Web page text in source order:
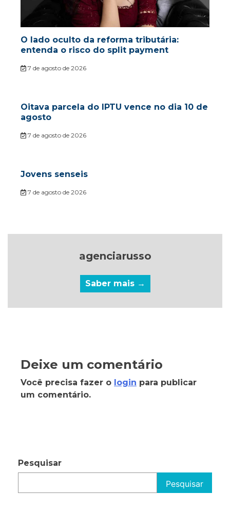
O lado oculto da reforma tributária:
entenda o risco do split payment
7 de agosto de 2026
Oitava parcela do IPTU vence no dia 10 de
agosto
7 de agosto de 2026
Jovens senseis
7 de agosto de 2026
agenciarusso
Saber mais →
Deixe um comentário
Você precisa fazer o login para publicar
um comentário.
Pesquisar
Pesquisar